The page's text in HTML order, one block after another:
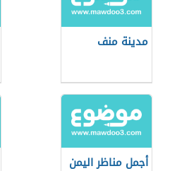
مدينة منف
أجمل مناظر اليمن